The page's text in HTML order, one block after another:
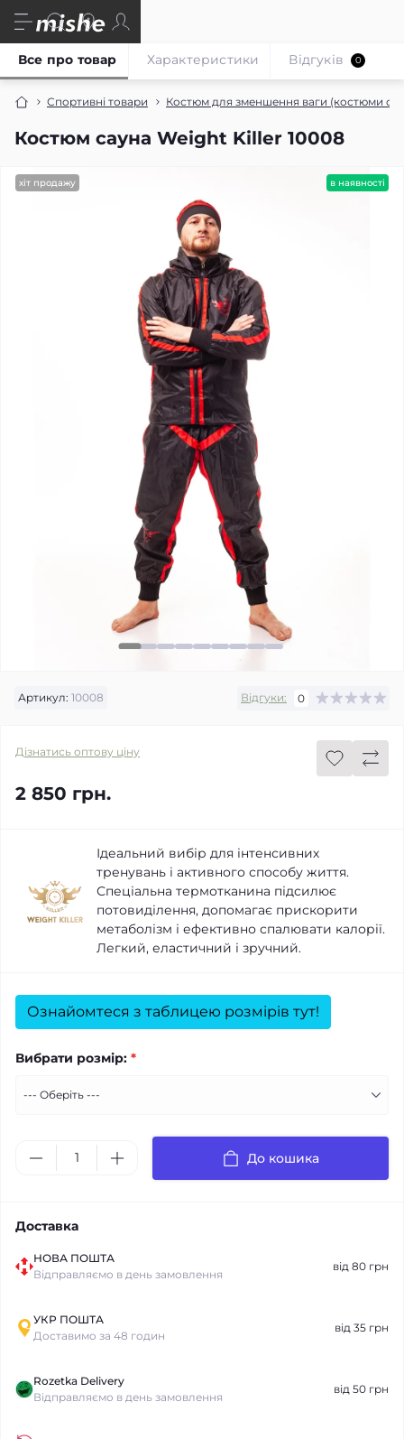
Спортивні товари Костюм для зменшення ваги (костюми
Костюм сауна Weight Killer 10008
Все про товар Характеристики Відгуків 0
хіт продажу в наявності
Артикул: 10008 Відгуки: 0
Дізнатись оптову ціну
2 850 грн.
Ідеальний вибір для інтенсивних
тренувань і активного способу життя.
Спеціальна термотканина підсилює
потовиділення, допомагає прискорити
метаболізм і ефективно спалювати калорії.
Легкий, еластичний і зручний.
Ознайомтеся з таблицею розмірів тут!
Вибрати розмір: *
До кошика
Доставка
НОВА ПОШТА
Відправляємо в день замовлення
від 80 грн
УКР ПОШТА
Доставимо за 48 годин
від 35 грн
Rozetka Delivery
Відправляємо в день замовлення
від 50 грн